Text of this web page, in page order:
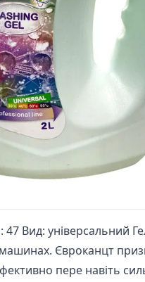
47 Вид:
Євроканцт
пере навіть